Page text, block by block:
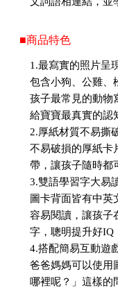
■商品特色
1.最寫實的照片呈
包含小狗、公雞
孩子最常見的動物
給寶寶最真實的認
2.厚紙材質不易撕
不易破損的厚紙卡
帶，讓孩子隨時都
3.雙語學習字大易
圖卡背面皆有中英
容易閱讀，讓孩子
字，聰明提升好IQ
4.搭配簡易互動遊
爸爸媽媽可以使用
哪裡呢？」這樣的